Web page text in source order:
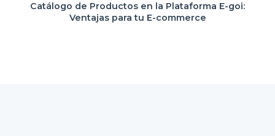
Catálogo de Productos en la Plataforma E-goi:
Ventajas para tu E-commerce